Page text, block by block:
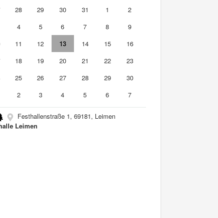
28 29 30 31 1
2
4 5 6 7 8
9
11 12 13 14 15
16
18 19 20 21 22
23
25 26 27 28 29
30
2 3 4 5 6 7
Festhallenstraße 1, 69181, Leimen
Leimen